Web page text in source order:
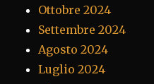
Ottobre 2024
Settembre 2024
Agosto 2024
Luglio 2024